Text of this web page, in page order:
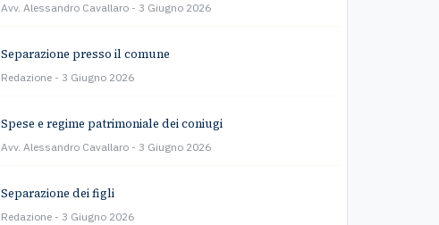
Avv. Alessandro Cavallaro 3 Giugno 2026
Separazione presso il comune
Redazione 3 Giugno 2026
Spese e regime patrimoniale dei coniugi
Avv. Alessandro Cavallaro 3 Giugno 2026
Separazione dei figli
Redazione 3 Giugno 2026